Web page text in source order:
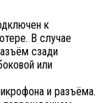
к
В случае
сзади
или
и разъёма.